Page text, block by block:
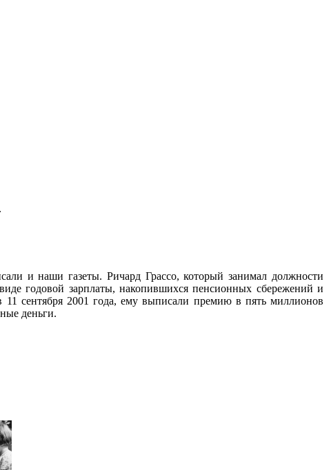
и наши газеты. Ричард Грассо, который занимал должности
годовой зарплаты, накопившихся пенсионных сбережений и
сентября 2001 года, ему выписали премию в пять миллионов
деньги.